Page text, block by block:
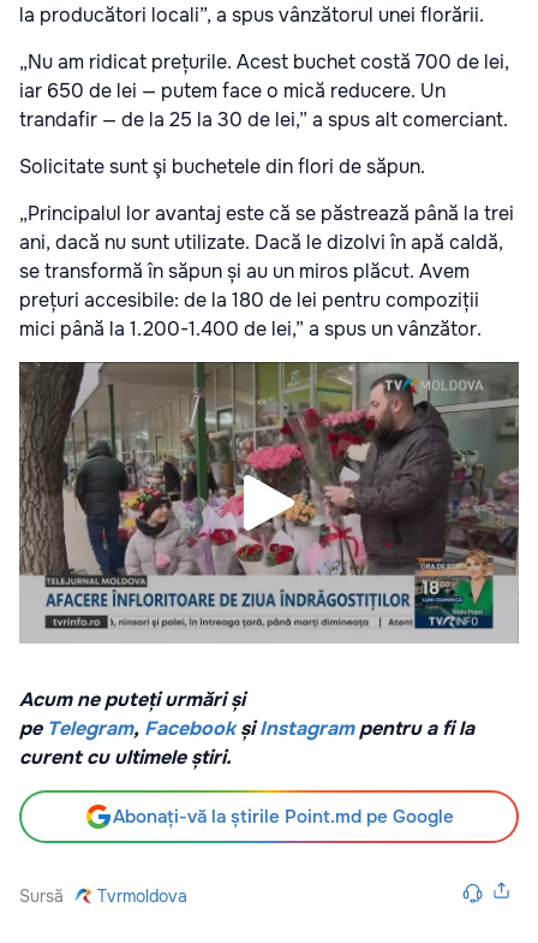
la producători locali”, a spus vânzătorul unei florării.
„Nu am ridicat prețurile. Acest buchet costă 700 de lei,
iar 650 de lei — putem face o mică reducere. Un
trandafir — de la 25 la 30 de lei,” a spus alt comerciant.
Solicitate sunt şi buchetele din flori de săpun.
„Principalul lor avantaj este că se păstrează până la trei
ani, dacă nu sunt utilizate. Dacă le dizolvi în apă caldă,
se transformă în săpun și au un miros plăcut. Avem
prețuri accesibile: de la 180 de lei pentru compoziții
mici până la 1.200-1.400 de lei,” a spus un vânzător.
Acum ne puteți urmări și
pe Telegram, Facebook șiInstagrampentru a fi la
curent cu ultimele știri.
Abonați-vă la știrile Point.md pe Google
Sursă Tvrmoldova